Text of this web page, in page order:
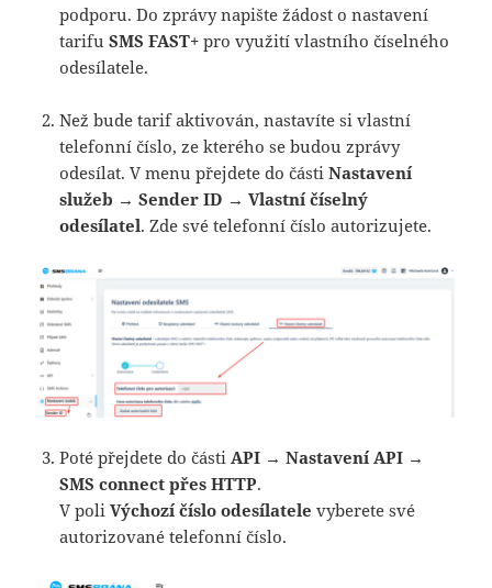
podporu. Do zprávy napište žádost o nastavení
tarifuSMS FAST+ pro využití vlastního číselného
odesílatele.
Než bude tarif aktivován, nastavíte si vlastní
telefonní číslo, ze kterého se budou zprávy
odesílat. V menu přejdete do částiNastavení
služeb → Sender ID →Vlastní číselný
odesílatel. Zde své telefonní číslo autorizujete.
Poté přejdete do částiAPI → Nastavení API →
SMS connect přes HTTP.
V poliVýchozí číslo odesílatele vyberete své
autorizované telefonní číslo.